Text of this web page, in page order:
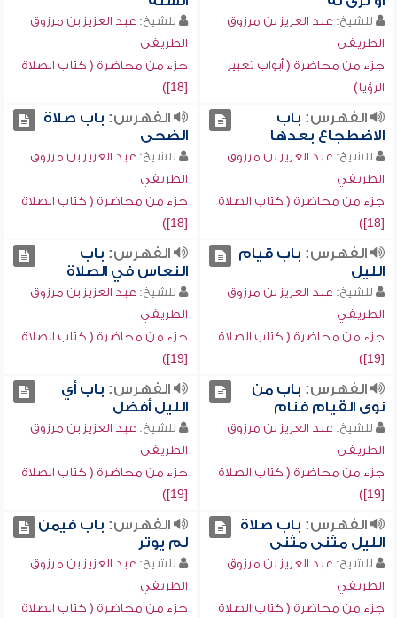
للشيخ: عبد العزيز بن مرزوق
الطريفي
جزء من محاضرة ( أبواب تعبير
الرؤيا)
للشيخ: عبد العزيز بن مرزوق
الطريفي
جزء من محاضرة ( كتاب الصلاة
[18])
الفهرس: باب
الاضطجاع بعدها
للشيخ: عبد العزيز بن مرزوق
الطريفي
جزء من محاضرة ( كتاب الصلاة
[18])
الفهرس: باب صلاة
الضحى
للشيخ: عبد العزيز بن مرزوق
الطريفي
جزء من محاضرة ( كتاب الصلاة
[18])
الفهرس: باب قيام
الليل
للشيخ: عبد العزيز بن مرزوق
الطريفي
جزء من محاضرة ( كتاب الصلاة
[19])
الفهرس: باب
النعاس في الصلاة
للشيخ: عبد العزيز بن مرزوق
الطريفي
جزء من محاضرة ( كتاب الصلاة
[19])
الفهرس: باب من
نوى القيام فنام
للشيخ: عبد العزيز بن مرزوق
الطريفي
جزء من محاضرة ( كتاب الصلاة
[19])
الفهرس: باب أي
الليل أفضل
للشيخ: عبد العزيز بن مرزوق
الطريفي
جزء من محاضرة ( كتاب الصلاة
[19])
الفهرس: باب صلاة
الليل مثنى مثنى
للشيخ: عبد العزيز بن مرزوق
الطريفي
جزء من محاضرة ( كتاب الصلاة
الفهرس: باب فيمن
لم يوتر
للشيخ: عبد العزيز بن مرزوق
الطريفي
جزء من محاضرة ( كتاب الصلاة